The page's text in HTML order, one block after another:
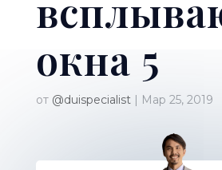
окна 5
от @duispecialist| Мар 25, 2019